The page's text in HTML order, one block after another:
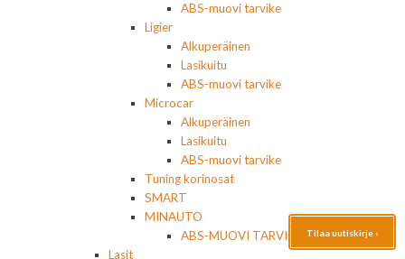
ABS-muovi tarvike
Ligier
Alkuperäinen
Lasikuitu
ABS-muovi tarvike
Microcar
Alkuperäinen
Lasikuitu
ABS-muovi tarvike
Tuning korinosat
SMART
MINAUTO
ABS-MUOVI TARVIKE
Lasit
Tilaa uutiskirje ›